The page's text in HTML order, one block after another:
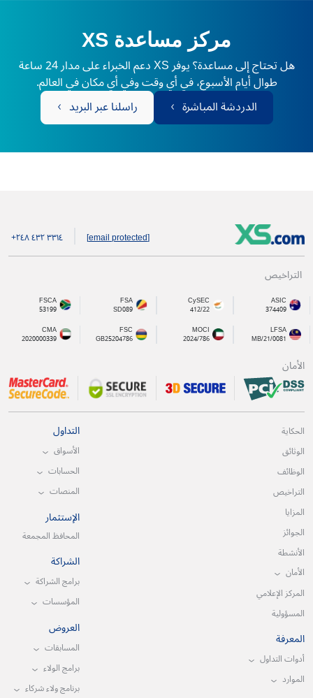
مركز مساعدة XS
هل تحتاج إلى مساعدة؟ يوفر XS دعم الخبراء على مدار 24 ساعة
طوال أيام الأسبوع، في أي وقت وفي أي مكان في العالم.
الدردشة المباشرة
راسلنا عبر البريد
[email protected] +۲٤۸ ٤۳۲ ۳۳۱٤
التراخيص
ASIC
374409
CySEC
412/22
FSA
SD089
FSCA
53199
LFSA
MB/21/0081
MOCI
2024/786
FSC
GB25204786
CMA
2020000339
الأمان
الحكاية
الوثائق
الوظائف
التراخيص
المزايا
الجوائز
الأنشطة
الأمان
المركز الإعلامي
المسؤولية
المعرفة
أدوات التداول
الموارد
التداول
الأسواق
الحسابات
المنصات
الإستثمار
المحافظ المجمعة
الشراكة
برامج الشراكة
المؤسسات
العروض
المسابقات
برامج الولاء
برنامج ولاء شركاء